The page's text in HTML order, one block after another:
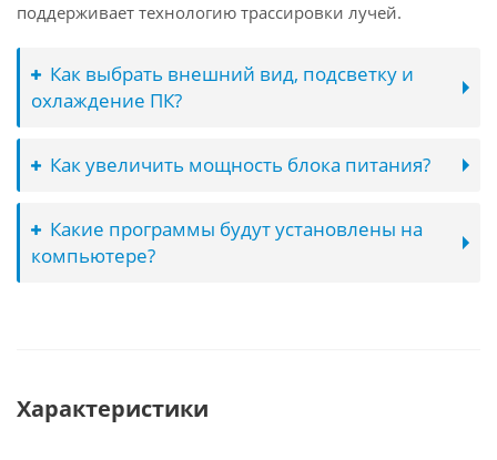
поддерживает технологию трассировки лучей.
Как выбрать внешний вид, подсветку и
охлаждение ПК?
Как увеличить мощность блока питания?
Какие программы будут установлены на
компьютере?
Характеристики